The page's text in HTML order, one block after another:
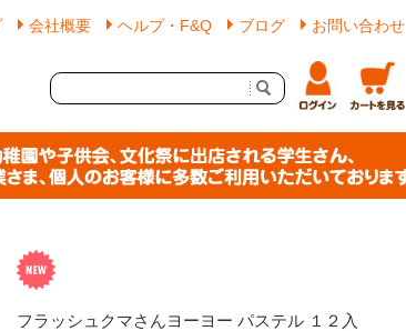
会社概要 ヘルプ・F&Q ブログ お問い合わせ
フラッシュクマさんヨーヨー パステル １２入